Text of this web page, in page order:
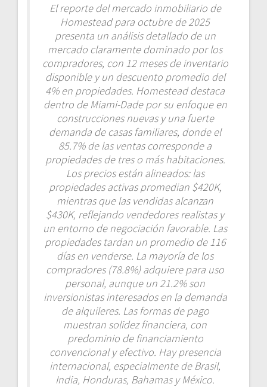
El reporte del mercado inmobiliario de
Homestead para octubre de 2025
presenta un análisis detallado de un
mercado claramente dominado por los
compradores, con 12 meses de inventario
disponible y un descuento promedio del
4% en propiedades. Homestead destaca
dentro de Miami-Dade por su enfoque en
construcciones nuevas y una fuerte
demanda de casas familiares, donde el
85.7% de las ventas corresponde a
propiedades de tres o más habitaciones.
Los precios están alineados: las
propiedades activas promedian $420K,
mientras que las vendidas alcanzan
$430K, reflejando vendedores realistas y
un entorno de negociación favorable. Las
propiedades tardan un promedio de 116
días en venderse. La mayoría de los
compradores (78.8%) adquiere para uso
personal, aunque un 21.2% son
inversionistas interesados en la demanda
de alquileres. Las formas de pago
muestran solidez financiera, con
predominio de financiamiento
convencional y efectivo. Hay presencia
internacional, especialmente de Brasil,
India, Honduras, Bahamas y México.